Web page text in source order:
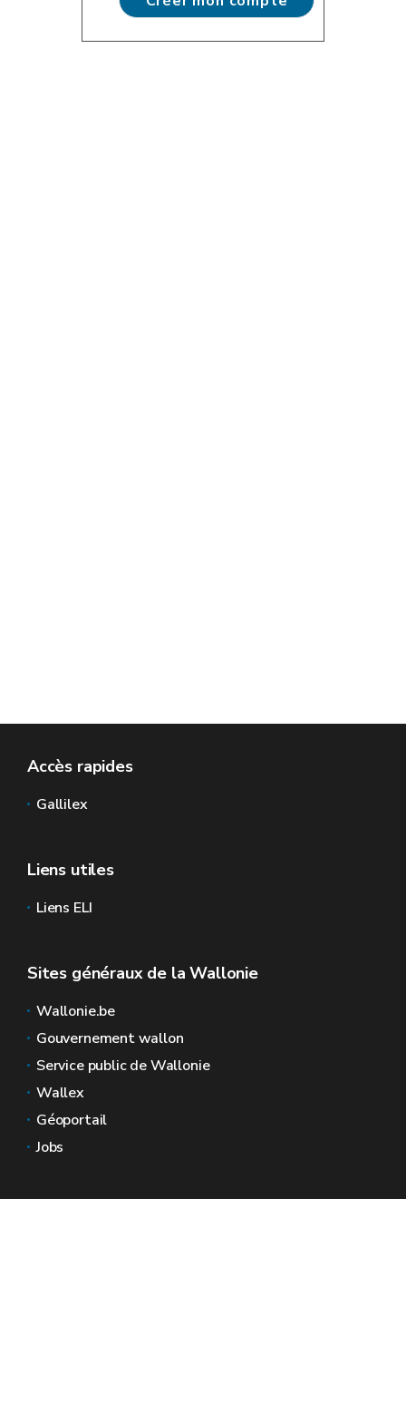
Accès rapides
Gallilex
Liens utiles
Liens ELI
Sites généraux de la Wallonie
Wallonie.be
Gouvernement wallon
Service public de Wallonie
Wallex
Géoportail
Jobs